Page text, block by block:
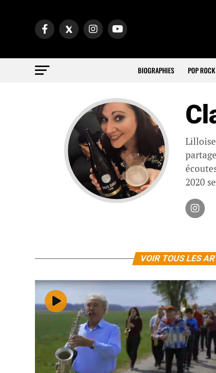
BIOGRAPHIES POP ROCK
2020
VOIR TOUS LES